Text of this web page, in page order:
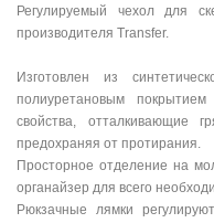
Регулируемый чехол для
производителя Transfer.
Изготовлен из
полиуретановым
свойства, отталкивающие
предохраняя от протирания.
Просторное отделение на
органайзер для всего
Рюкзачные лямки